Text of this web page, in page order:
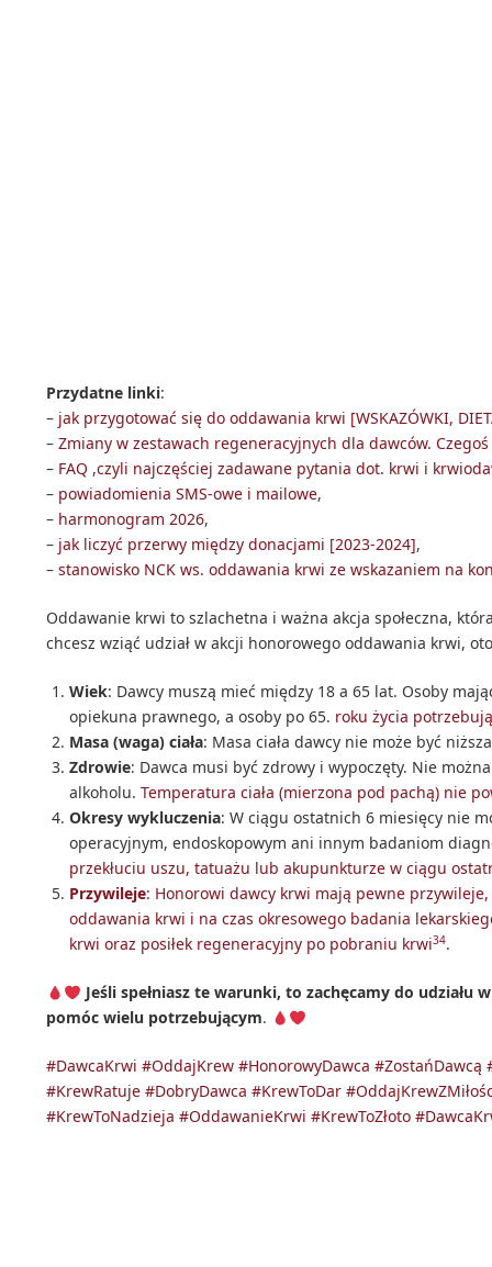
Przydatne linki:
– jak przygotować się do oddawania krwi [WSKAZÓWKI,
– Zmiany w zestawach regeneracyjnych dla dawców.
– FAQ ,czyli najczęściej zadawane pytania dot. krwi i
– powiadomienia SMS-owe i mailowe,
– harmonogram 2026,
– jak liczyć przerwy między donacjami [2023-2024],
– stanowisko NCK ws. oddawania krwi ze wskazaniem na
Oddawanie krwi to szlachetna i ważna akcja społeczna,
chcesz wziąć udział w akcji honorowego oddawania krwi,
Wiek: Dawcy muszą mieć między 18 a 65 lat. Osoby
opiekuna prawnego, a osoby po 65. roku życia
Masa (waga) ciała: Masa ciała dawcy nie może być
Zdrowie: Dawca musi być zdrowy i wypoczęty. Nie
alkoholu. Temperatura ciała (mierzona pod pachą) nie
Okresy wykluczenia: W ciągu ostatnich 6 miesięcy nie
operacyjnym, endoskopowym ani innym badaniom
przekłuciu uszu, tatuażu lub akupunkturze w ciągu
Przywileje: Honorowi dawcy krwi mają pewne
oddawania krwi i na czas okresowego badania
krwi oraz posiłek regeneracyjny po pobraniu krwi34.
Jeśli spełniasz te warunki, to zachęcamy do
pomóc wielu potrzebującym.
#DawcaKrwi #OddajKrew #HonorowyDawca #ZostańDawcą
#KrewRatuje #DobryDawca #KrewToDar
#KrewToNadzieja #OddawanieKrwi #KrewToZłoto